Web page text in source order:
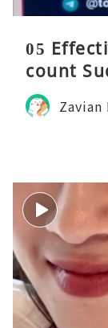
05
count
Zavian